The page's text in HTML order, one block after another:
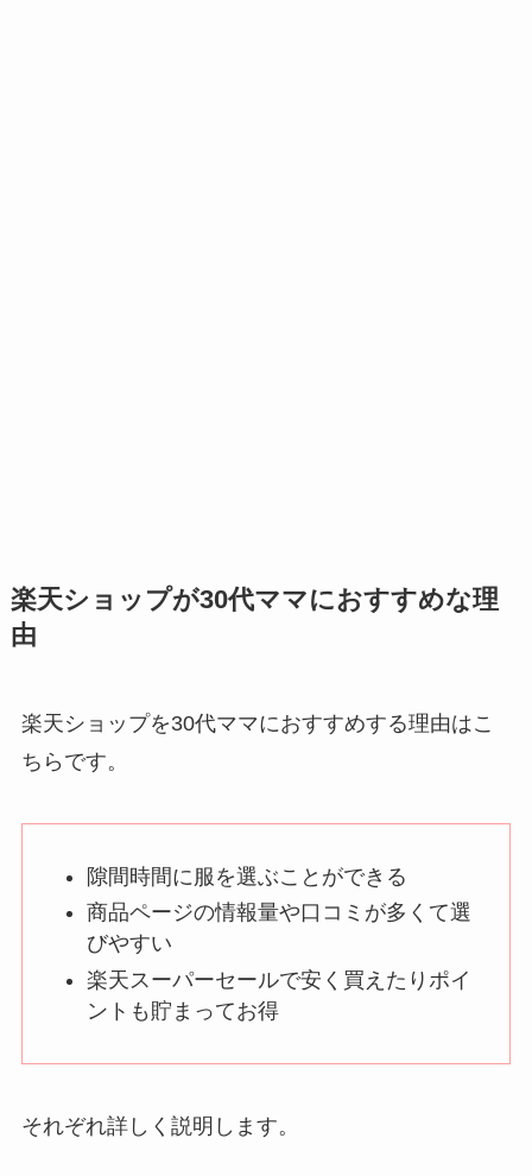
楽天ショップが30代ママにおすすめな理
由
楽天ショップを30代ママにおすすめする理由はこ
ちらです。
隙間時間に服を選ぶことができる
商品ページの情報量や口コミが多くて選
びやすい
楽天スーパーセールで安く買えたりポイ
ントも貯まってお得
それぞれ詳しく説明します。